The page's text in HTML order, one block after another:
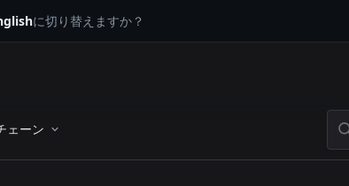
に切り替えますか？
ェーン